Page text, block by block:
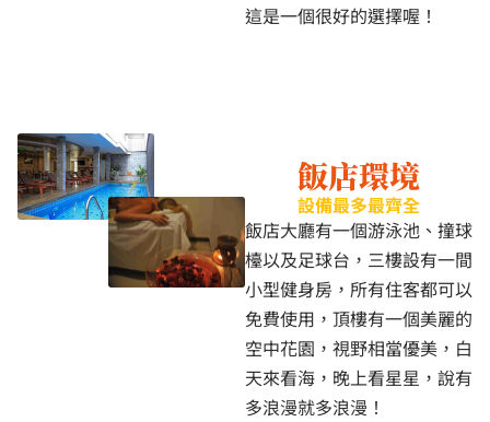
這是一個很好的選擇喔！
飯店環境
設備最多最齊全
飯店大廳有一個游泳池、撞球
檯以及足球台，三樓設有一間
小型健身房，所有住客都可以
免費使用，頂樓有一個美麗的
空中花園，視野相當優美，白
天來看海，晚上看星星，說有
多浪漫就多浪漫！